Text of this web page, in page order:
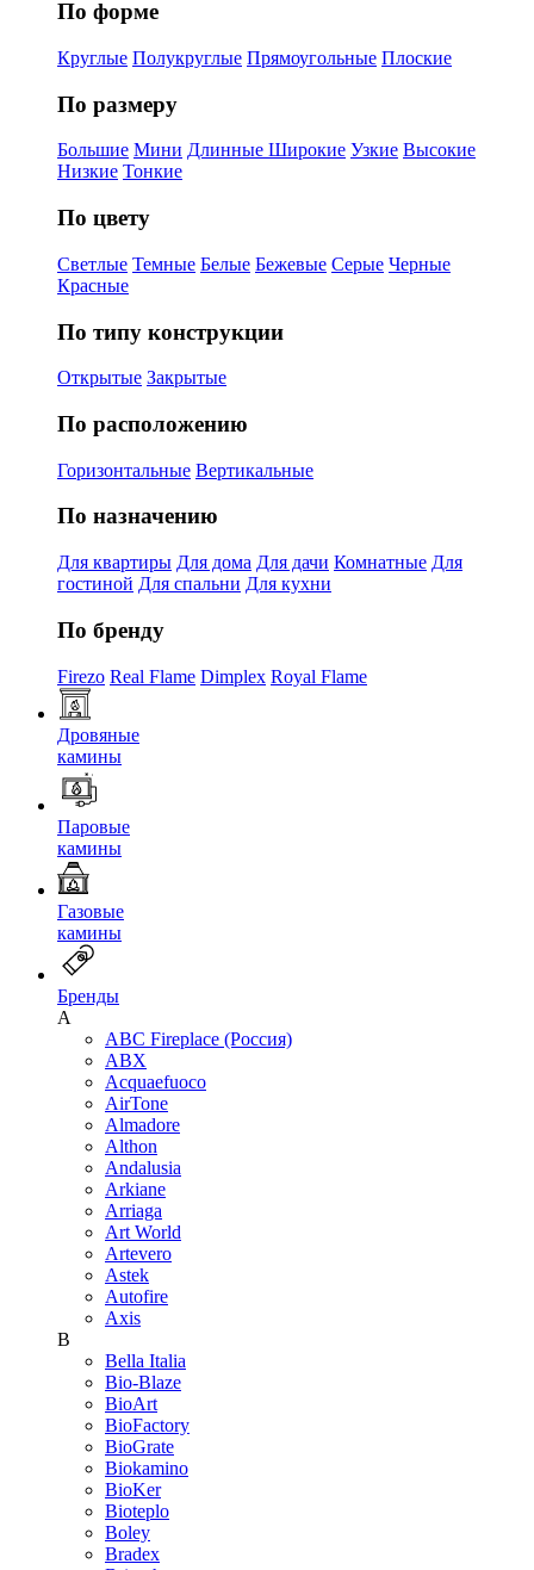
По форме
Круглые Полукруглые Прямоугольные Плоские
По размеру
Большие Мини Длинные Широкие Узкие Высокие
Низкие Тонкие
По цвету
Светлые Темные Белые Бежевые Серые Черные
Красные
По типу конструкции
Открытые Закрытые
По расположению
Горизонтальные Вертикальные
По назначению
Для квартиры Для дома Для дачи Комнатные Для
гостиной Для спальни Для кухни
По бренду
Firezo Real Flame Dimplex Royal Flame
Дровяные
камины
Паровые
камины
Газовые
камины
Бренды
A
ABC Fireplace (Россия)
ABX
Acquaefuoco
AirTone
Almadore
Althon
Andalusia
Arkiane
Arriaga
Art World
Artevero
Astek
Autofire
Axis
B
Bella Italia
Bio-Blaze
BioArt
BioFactory
BioGrate
Biokamino
BioKer
Bioteplo
Boley
Bradex